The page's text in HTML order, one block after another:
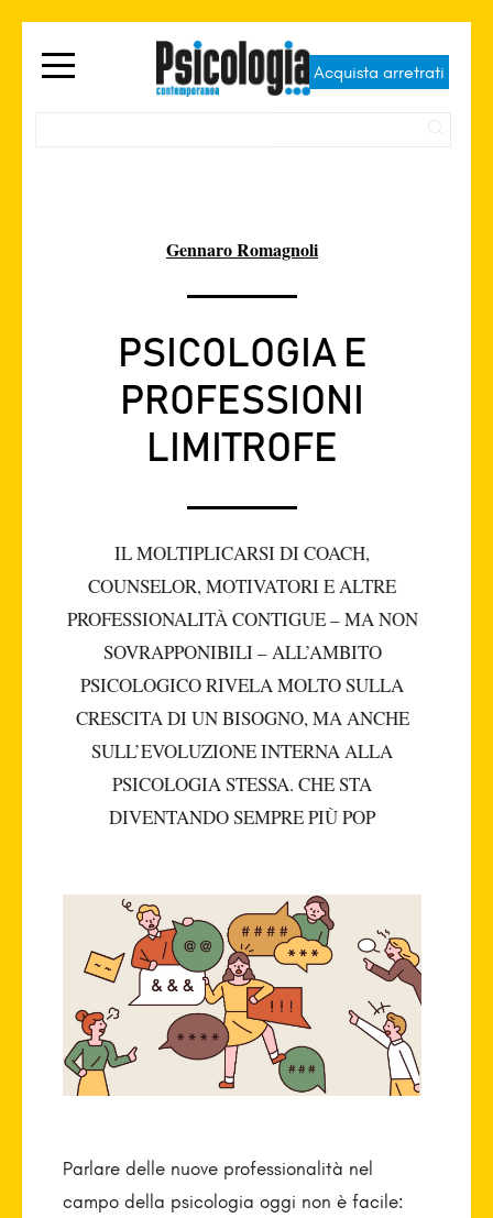
Acquista arretrati
Gennaro Romagnoli
PSICOLOGIA E
PROFESSIONI
LIMITROFE
IL MOLTIPLICARSI DI COACH,
COUNSELOR, MOTIVATORI E ALTRE
PROFESSIONALITÀ CONTIGUE – MA NON
SOVRAPPONIBILI – ALL’AMBITO
PSICOLOGICO RIVELA MOLTO SULLA
CRESCITA DI UN BISOGNO, MA ANCHE
SULL’EVOLUZIONE INTERNA ALLA
PSICOLOGIA STESSA. CHE STA
DIVENTANDO SEMPRE PIÙ POP
Parlare delle nuove professionalità nel
campo della psicologia oggi non è facile: